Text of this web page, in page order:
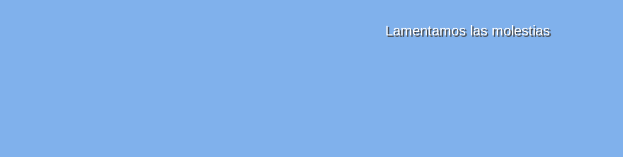
Lamentamos las molestias